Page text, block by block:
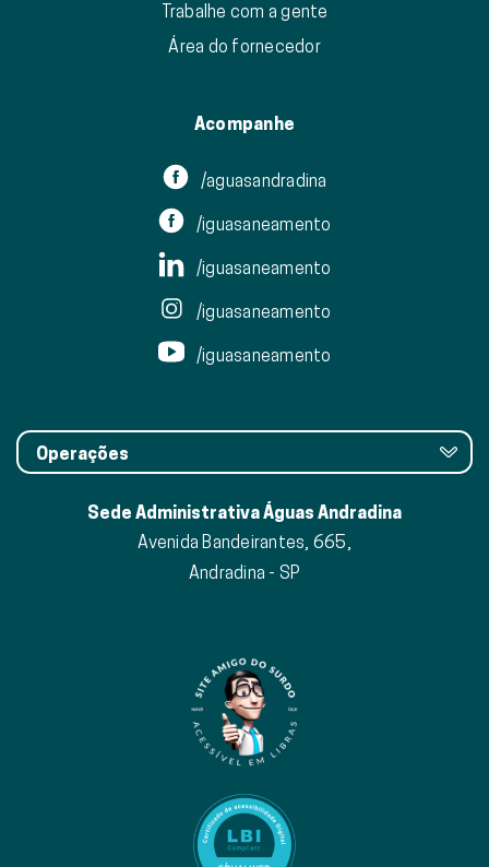
Trabalhe com a gente
Área do fornecedor
Acompanhe
/aguasandradina
/iguasaneamento
/iguasaneamento
/iguasaneamento
/iguasaneamento
Operações
Sede Administrativa Águas Andradina
Avenida Bandeirantes, 665,
Andradina - SP